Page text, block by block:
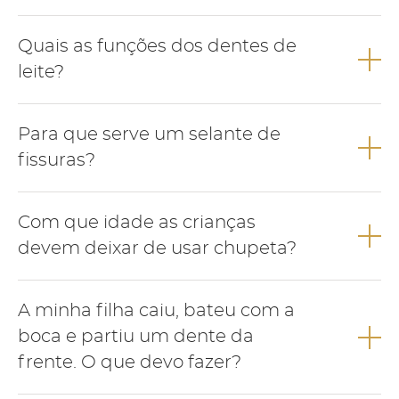
infância e pode ser removida numa consulta de medicina
dentária.
Quais as funções dos dentes de
leite?
mastigar, deglutir, manutenção de espaço para a correcta
erupção dos dentes definitivos e estética.
Para que serve um selante de
fissuras?
dos dentes com o objectivo de evitar a acumulação de restos
alimentares e prevenir o aparecimento de cárie.
Com que idade as crianças
devem deixar de usar chupeta?
criança deve deixar de usar chupeta até aos 3 anos de idade.
A minha filha caiu, bateu com a
boca e partiu um dente da
frente. O que devo fazer?